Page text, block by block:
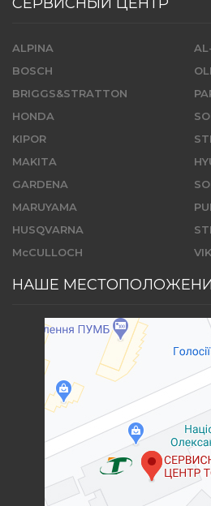
ALPINA
BOSCH
BRIGGS&STRATTON
HONDA
KIPOR
MAKITA
GARDENA
MARUYAMA
HUSQVARNA
McCULLOCH
НАШЕ